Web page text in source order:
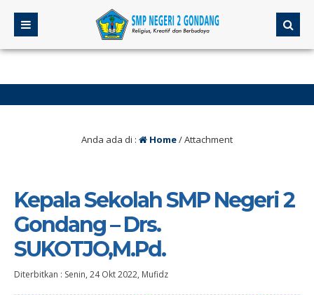
Sedangkan Kelas 7 dan 8 dilaksanakan Tanggal 8-13 Juni 2026
Anda ada di : Home/ Attachment
Kepala Sekolah SMP Negeri 2
Gondang – Drs.
SUKOTJO,M.Pd.
Diterbitkan : Senin, 24 Okt 2022, Mufidz